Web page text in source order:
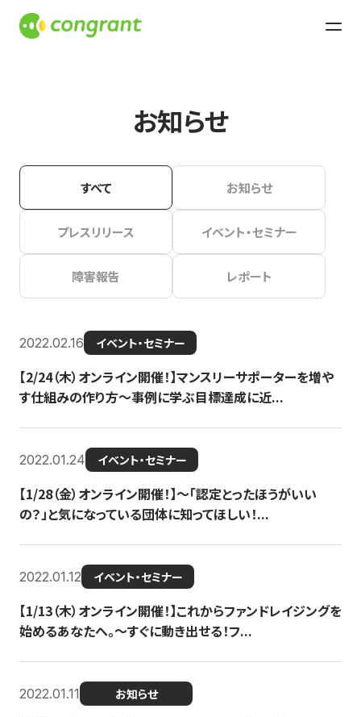
お知らせ
すべて お知らせ
プレスリリース イベント・セミナー
障害報告 レポート
2022.02.16 イベント・セミナー
【2/24（木）オンライン開催！】マンスリーサポーターを増や
す仕組みの作り方〜事例に学ぶ目標達成に近...
2022.01.24 イベント・セミナー
【1/28（金）オンライン開催！】〜「認定とったほうがいい
の？」と気になっている団体に知ってほしい！...
2022.01.12 イベント・セミナー
【1/13（木）オンライン開催！】これからファンドレイジングを
始めるあなたへ。〜すぐに動き出せる！フ...
2022.01.11 お知らせ